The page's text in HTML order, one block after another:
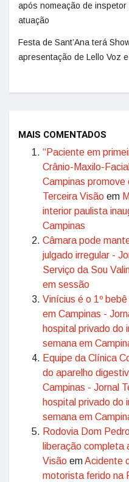
após nomeação de
atuação
Festa de Sant’Ana terá
apresentação de Lello Voz
MAIS COMENTADOS
“Paciente em
Crânio-Maxilo-
Campinas promove
Terceira Visão em
interior paulista
Campinas
Câmara pode
julgado irregular -
Serviço da Sou
em sessão
Vinícius é o 1º
em Campinas -
hospital privado do
semana em
Equipe da Clínica
do aparelho
Campinas - Jornal
hospital privado do
semana em
Rodovia Dom
liberação completa
Visão emAcidente
motorista ferido na